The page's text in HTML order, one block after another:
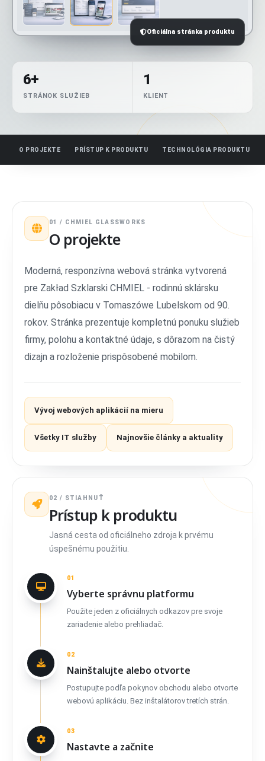
Oficiálna stránka produktu
6+
STRÁNOK SLUŽIEB
1
KLIENT
O PROJEKTE PRÍSTUP K PRODUKTU TECHNOLÓGIA PRODUKTU
01 / CHMIEL GLASSWORKS
O projekte
Moderná, responzívna webová stránka vytvorená
pre Zakład Szklarski CHMIEL - rodinnú sklársku
dielňu pôsobiacu v Tomaszówe Lubelskom od 90.
rokov. Stránka prezentuje kompletnú ponuku služieb
firmy, polohu a kontaktné údaje, s dôrazom na čistý
dizajn a rozloženie prispôsobené mobilom.
Vývoj webových aplikácií na mieru
Všetky IT služby Najnovšie články a aktuality
02 / STIAHNUŤ
Prístup k produktu
Jasná cesta od oficiálneho zdroja k prvému
úspešnému použitiu.
01
Vyberte správnu platformu
Použite jeden z oficiálnych odkazov pre svoje
zariadenie alebo prehliadač.
02
Nainštalujte alebo otvorte
Postupujte podľa pokynov obchodu alebo otvorte
webovú aplikáciu. Bez inštalátorov tretích strán.
03
Nastavte a začnite